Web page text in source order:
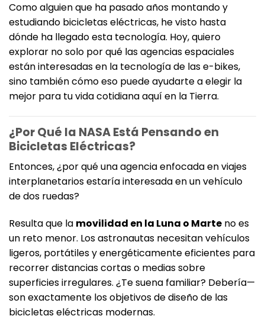
Como alguien que ha pasado años montando y
estudiando bicicletas eléctricas, he visto hasta
dónde ha llegado esta tecnología. Hoy, quiero
explorar no solo por qué las agencias espaciales
están interesadas en la tecnología de las e-bikes,
sino también cómo eso puede ayudarte a elegir la
mejor para tu vida cotidiana aquí en la Tierra.
¿Por Qué la NASA Está Pensando en
Bicicletas Eléctricas?
Entonces, ¿por qué una agencia enfocada en viajes
interplanetarios estaría interesada en un vehículo
de dos ruedas?
Resulta que la movilidad en la Luna o Marte no es
un reto menor. Los astronautas necesitan vehículos
ligeros, portátiles y energéticamente eficientes para
recorrer distancias cortas o medias sobre
superficies irregulares. ¿Te suena familiar? Debería—
son exactamente los objetivos de diseño de las
bicicletas eléctricas modernas.